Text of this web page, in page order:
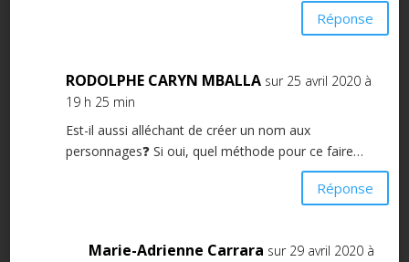
Réponse
RODOLPHE CARYN MBALLA sur 25 avril 2020 à
19 h 25 min
Est-il aussi alléchant de créer un nom aux
personnages❓ Si oui, quel méthode pour ce faire…
Réponse
Marie-Adrienne Carrara sur 29 avril 2020 à